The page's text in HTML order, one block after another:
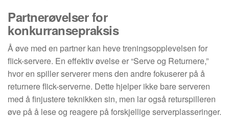
Partnerøvelser for
konkurransepraksis
Å øve med en partner kan heve treningsopplevelsen for
flick-servere. En effektiv øvelse er “Serve og Returnere,”
hvor en spiller serverer mens den andre fokuserer på å
returnere flick-serverne. Dette hjelper ikke bare serveren
med å finjustere teknikken sin, men lar også returspilleren
øve på å lese og reagere på forskjellige serverplasseringer.